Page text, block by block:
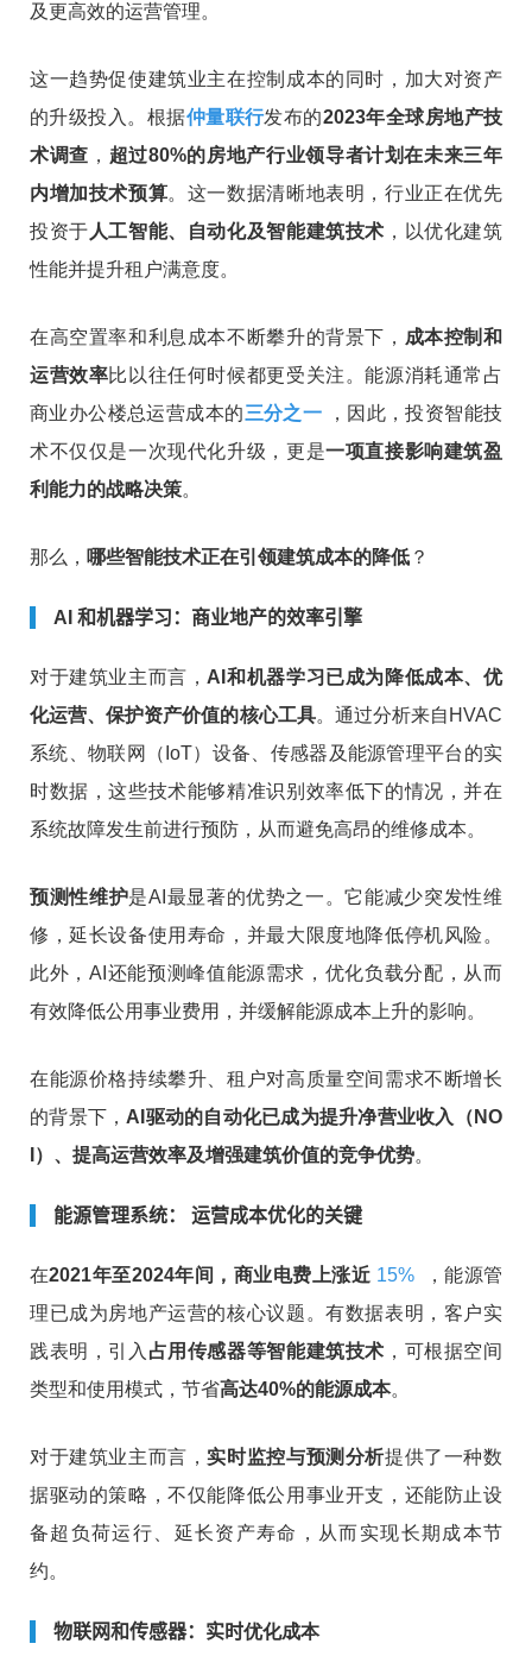
及更高效的运营管理。
这一趋势促使建筑业主在控制成本的同时，加大对资产
的升级投入。根据仲量联行发布的2023年全球房地产技
术调查 ， 超过80%的房地产行业领导者计划在未来三年
内增加技术预算。这一数据清晰地表明，行业正在优先
投资于人工智能、自动化及智能建筑技术 ，以优化建筑
性能并提升租户满意度。
在高空置率和利息成本不断攀升的背景下， 成本控制和
运营效率比以往任何时候都更受关注。能源消耗通常占
商业办公楼总运营成本的三分之一
，因此，投资智能技
术不仅仅是一次现代化升级，更是一项直接影响建筑盈
利能力的战略决策。
那么， 哪些智能技术正在引领建筑成本的降低 ？
AI 和机器学习：商业地产的效率引擎
对于建筑业主而言，AI和机器学习已成为降低成本、优
化运营、保护资产价值的核心工具。通过分析来自HVAC
系统、物联网（IoT）设备、传感器及能源管理平台的实
时数据，这些技术能够精准识别效率低下的情况，并在
系统故障发生前进行预防，从而避免高昂的维修成本。
预测性维护是AI最显著的优势之一。它能减少突发性维
修，延长设备使用寿命，并最大限度地降低停机风险。
此外，AI还能预测峰值能源需求，优化负载分配，从而
有效降低公用事业费用，并缓解能源成本上升的影响。
在能源价格持续攀升、租户对高质量空间需求不断增长
的背景下，AI驱动的自动化已成为提升净营业收入（NO
I）、提高运营效率及增强建筑价值的竞争优势。
能源管理系统： 运营成本优化的关键
在2021年至2024年间，商业电费上涨近 15%，能源管
理已成为房地产运营的核心议题。有数据表明，客户实
践表明，引入 占用传感器等智能建筑技术 ，可根据空间
类型和使用模式，节省高达40%的能源成本。
对于建筑业主而言，实时监控与预测分析提供了一种数
据驱动的策略，不仅能降低公用事业开支，还能防止设
备超负荷运行、延长资产寿命，从而实现长期成本节
约。
物联网和传感器：实时优化成本